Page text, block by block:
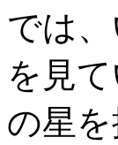
では
を見
の星